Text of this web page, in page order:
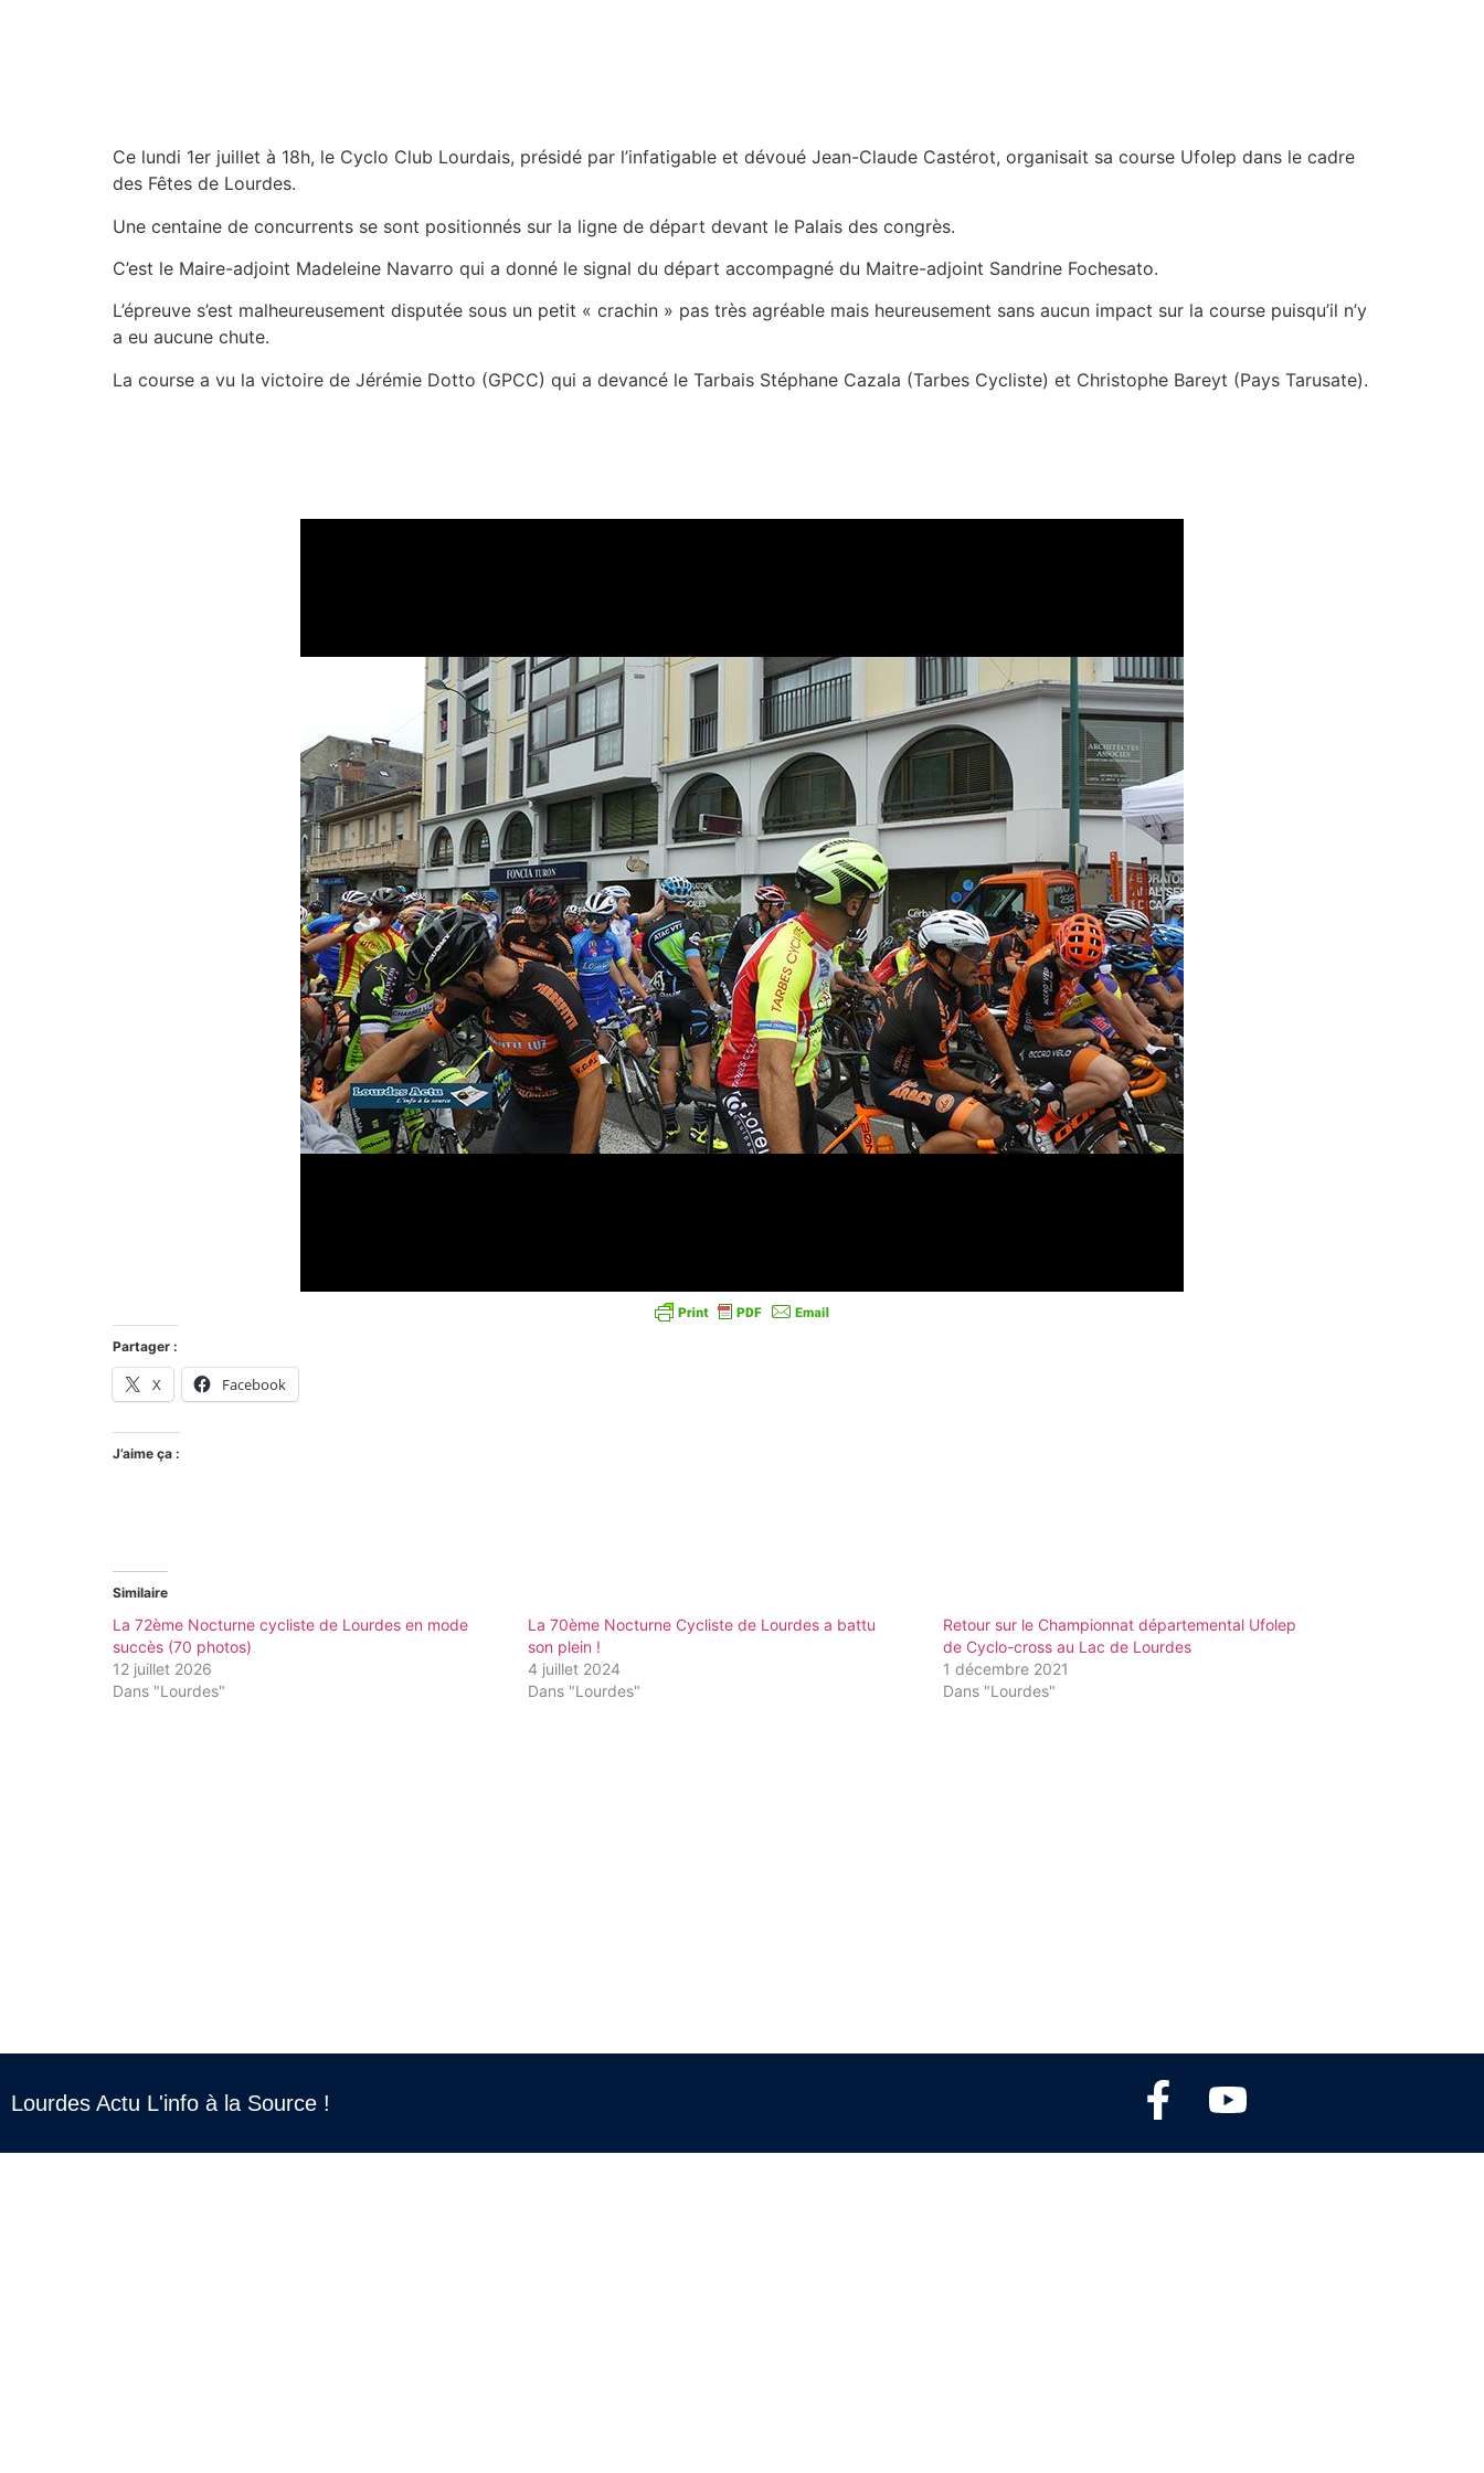
Ce lundi 1er juillet à 18h, le Cyclo Club Lourdais, présidé par l’infatigable et dévoué Jean-Claude Castérot, organisait sa course Ufolep dans le cadre
des Fêtes de Lourdes.
Une centaine de concurrents se sont positionnés sur la ligne de départ devant le Palais des congrès.
C’est le Maire-adjoint Madeleine Navarro qui a donné le signal du départ accompagné du Maitre-adjoint Sandrine Fochesato.
L’épreuve s’est malheureusement disputée sous un petit « crachin » pas très agréable mais heureusement sans aucun impact sur la course puisqu’il n’y
a eu aucune chute.
La course a vu la victoire de Jérémie Dotto (GPCC) qui a devancé le Tarbais Stéphane Cazala (Tarbes Cycliste) et Christophe Bareyt (Pays Tarusate).
Partager :
X Facebook
J’aime ça :
Similaire
La 72ème Nocturne cycliste de Lourdes en mode
succès (70 photos)
12 juillet 2026
Dans "Lourdes"
La 70ème Nocturne Cycliste de Lourdes a battu
son plein !
4 juillet 2024
Dans "Lourdes"
Retour sur le Championnat départemental Ufolep
de Cyclo-cross au Lac de Lourdes
1 décembre 2021
Dans "Lourdes"
Lourdes Actu L'info à la Source !